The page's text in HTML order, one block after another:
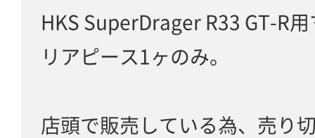
HKS SuperDrager R33 GT-R
リアピース1ヶのみ。
店頭で販売している為、売り